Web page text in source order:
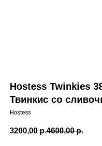
Hostess Twinkies
Твинкис со
Hostess
3200,00 р.4600,00 р.